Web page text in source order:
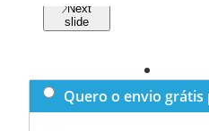
Next
slide
Quero o envio grátis